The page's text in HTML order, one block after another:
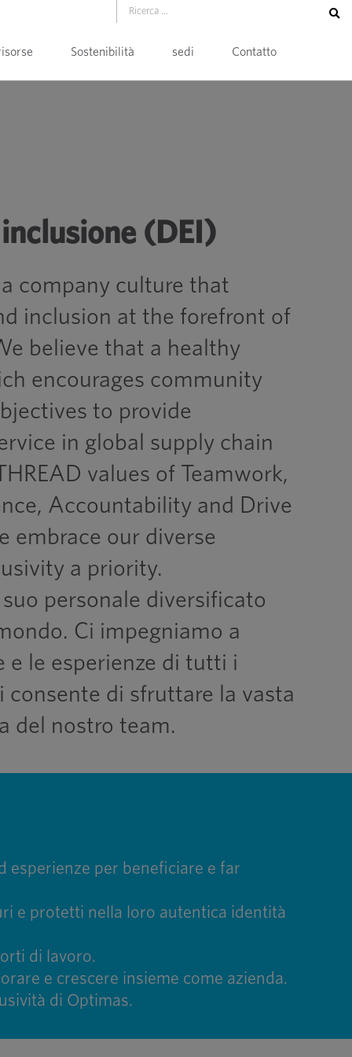
Sostenibilità sedi Contatto
(DEI)
company culture that
inclusion at the forefront of
believe that a healthy
encourages community
to provide
in global supply chain
values of Teamwork,
Accountability and Drive
embrace our diverse
a priority.
personale diversificato
Ci impegniamo a
e le esperienze di tutti i
di sfruttare la vasta
del nostro team.
esperienze per beneficiare e far
e protetti nella loro autentica identità
di lavoro.
e crescere insieme come azienda.
di Optimas.